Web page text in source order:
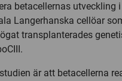
betacellernas utveckling
Langerhanska cellöar
transplanterades
är att betacellerna